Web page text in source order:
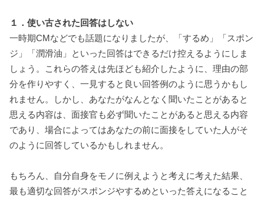
１．使い古された回答はしない
一時期CMなどでも話題になりましたが、「するめ」「スポン
ジ」「潤滑油」といった回答はできるだけ控えるようにしま
しょう。これらの答えは先ほども紹介したように、理由の部
分を作りやすく、一見すると良い回答例のように思うかもし
れません。しかし、あなたがなんとなく聞いたことがあると
思える内容は、面接官も必ず聞いたことがあると思える内容
であり、場合によってはあなたの前に面接をしていた人がそ
のように回答しているかもしれません。
もちろん、自分自身をモノに例えようと考えに考えた結果、
最も適切な回答がスポンジやするめといった答えになること